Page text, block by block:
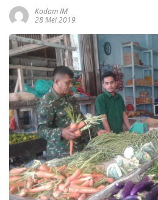
Kodam IM
28 Mei 2019